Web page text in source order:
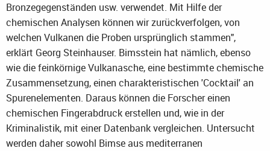
Bronzegegenständen usw. verwendet. Mit Hilfe der
chemischen Analysen können wir zurückverfolgen, von
welchen Vulkanen die Proben ursprünglich stammen",
erklärt Georg Steinhauser. Bimsstein hat nämlich, ebenso
wie die feinkörnige Vulkanasche, eine bestimmte chemische
Zusammensetzung, einen charakteristischen 'Cocktail' an
Spurenelementen. Daraus können die Forscher einen
chemischen Fingerabdruck erstellen und, wie in der
Kriminalistik, mit einer Datenbank vergleichen. Untersucht
werden daher sowohl Bimse aus mediterranen